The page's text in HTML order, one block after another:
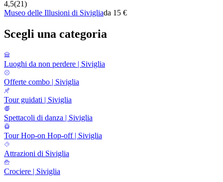
4,5(21)
Museo delle Illusioni di Sivigliada 15 €
Scegli una categoria
Luoghi da non perdere | Siviglia
Offerte combo | Siviglia
Tour guidati | Siviglia
Spettacoli di danza | Siviglia
Tour Hop-on Hop-off | Siviglia
Attrazioni di Siviglia
Crociere | Siviglia